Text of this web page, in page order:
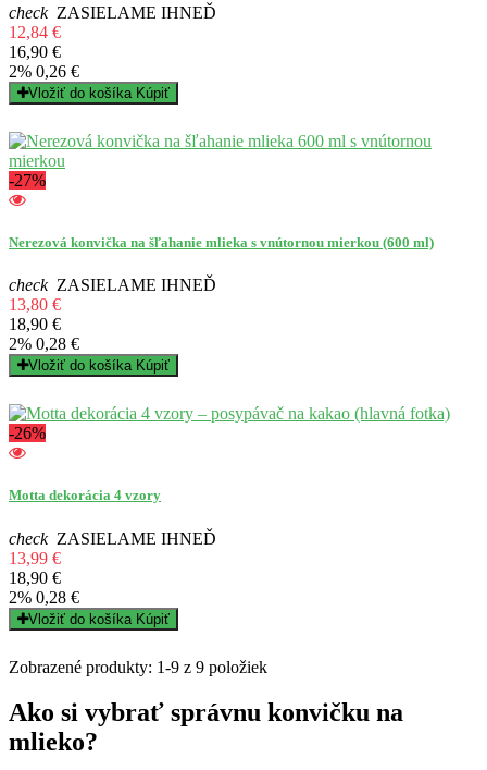
checkZASIELAME IHNEĎ
12,84 €
16,90 €
2% 0,26 €
Vložiť do košíka Kúpiť
-27%
Nerezová konvička na šľahanie mlieka s vnútornou mierkou (600 ml)
checkZASIELAME IHNEĎ
13,80 €
18,90 €
2% 0,28 €
Vložiť do košíka Kúpiť
-26%
Motta dekorácia 4 vzory
checkZASIELAME IHNEĎ
13,99 €
18,90 €
2% 0,28 €
Vložiť do košíka Kúpiť
Zobrazené produkty: 1-9 z 9 položiek
Ako si vybrať správnu konvičku na
mlieko?